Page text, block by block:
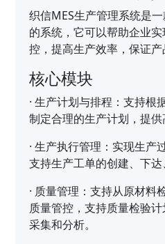
织信MES生产管理系统是
的系统，它可以帮助企业
控，提高生产效率，保证产
核心模块
·生产计划与排程：支持根
制定合理的生产计划，提供
·生产执行管理：实现生产
支持生产工单的创建、下达
· 质量管理：支持从原材料
质量管控，支持质量检验
采集和分析。